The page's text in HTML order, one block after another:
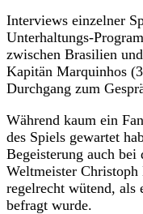
Interviews einzelner
Unterhaltungs-
zwischen Brasilien
Kapitän Marquinhos
Durchgang zum
Während kaum ein
des Spiels gewartet
Begeisterung auch bei
Weltmeister
regelrecht wütend, als
befragt wurde.